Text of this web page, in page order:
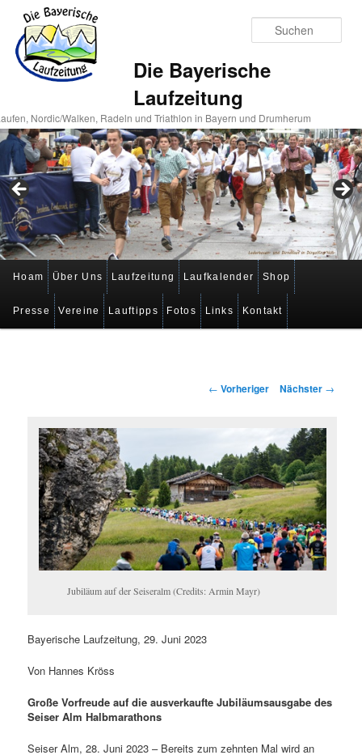
Die Bayerische
Laufzeitung
Nordic/Walken, Radeln und Triathlon in Bayern und Drumherum
Hauptmenü
Zum
primären
Zum
sekundären
Hoam Über Uns Laufzeitung Laufkalender Shop
Presse Vereine Lauftipps Fotos Links Kontakt
Beitragsnavigation
← Vorheriger Nächster →
Jubiläum auf der Seiseralm (Credits: Armin Mayr)
Bayerische Laufzeitung, 29. Juni 2023
Von Hannes Kröss
Große Vorfreude auf die ausverkaufte Jubiläumsausgabe des
Seiser Alm Halbmarathons
Seiser Alm, 28. Juni 2023 – Bereits zum zehnten Mal wird an